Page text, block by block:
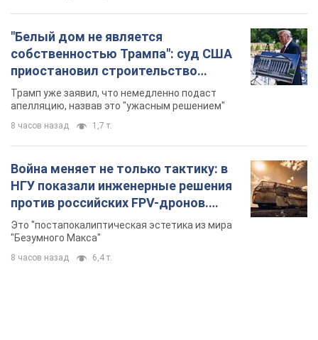
"Белый дом не является
собственностью Трампа": суд США
приостановил строительство
бального зала стоимостью 400 млн
долларов
Трамп уже заявил, что немедленно подаст
апелляцию, назвав это "ужасным решением"
8 часов назад 1,7 т.
Война меняет не только тактику: в
НГУ показали инженерные решения
против российских FPV-дронов.
Фото
Это "постапокалиптическая эстетика из мира
"Безумного Макса"
8 часов назад 6,4 т.